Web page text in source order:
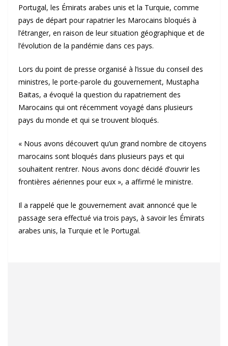
Portugal, les Émirats arabes unis et la Turquie, comme
pays de départ pour rapatrier les Marocains bloqués à
l’étranger, en raison de leur situation géographique et de
l’évolution de la pandémie dans ces pays.
Lors du point de presse organisé à l’issue du conseil des
ministres, le porte-parole du gouvernement, Mustapha
Baitas, a évoqué la question du rapatriement des
Marocains qui ont récemment voyagé dans plusieurs
pays du monde et qui se trouvent bloqués.
« Nous avons découvert qu’un grand nombre de citoyens
marocains sont bloqués dans plusieurs pays et qui
souhaitent rentrer. Nous avons donc décidé d’ouvrir les
frontières aériennes pour eux », a affirmé le ministre.
Il a rappelé que le gouvernement avait annoncé que le
passage sera effectué via trois pays, à savoir les Émirats
arabes unis, la Turquie et le Portugal.